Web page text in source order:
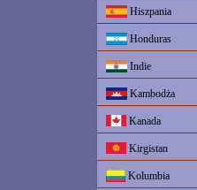
Hiszpania
Honduras
Indie
Kambodża
Kanada
Kirgistan
Kolumbia